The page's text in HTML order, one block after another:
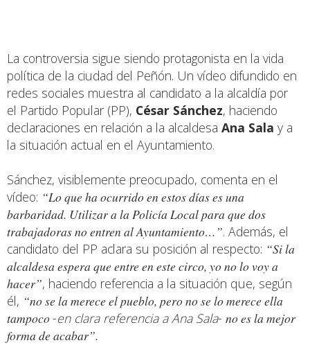
La controversia sigue siendo protagonista en la vida
política de la ciudad del Peñón. Un vídeo difundido en
redes sociales muestra al candidato a la alcaldía por
el Partido Popular (PP), César Sánchez, haciendo
declaraciones en relación a la alcaldesa Ana Sala y a
la situación actual en el Ayuntamiento.
Sánchez, visiblemente preocupado, comenta en el
vídeo: “Lo que ha ocurrido en estos días es una
barbaridad. Utilizar a la Policía Local para que dos
trabajadoras no entren al Ayuntamiento…”. Además, el
candidato del PP aclara su posición al respecto: “Si la
alcaldesa espera que entre en este circo, yo no lo voy a
hacer”, haciendo referencia a la situación que, según
él, “no se la merece el pueblo, pero no se lo merece ella
tampoco-en clara referencia a Ana Sala- no es la mejor
forma de acabar”.